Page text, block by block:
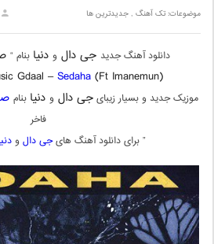
موضوعات:تک آهنگ ,جدیدترین ها
دانلود آهنگ جدید جی دال و دنیا بنام “
Gdaal –Sedaha(Ft Imanemun)
موزیک جدید و بسیار زیبایجی دال و دنیا بنام
فاخر
” برای دانلود آهنگ هایجی دال و